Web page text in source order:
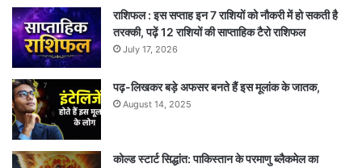
राशिफल : इस सप्ताह इन 7 राशियों को नौकरी में हो सकती है
तरक्की, पढ़ें 12 राशियों की साप्ताहिक टैरो राशिफल
July 17, 2026
पढ़-लिखकर बड़े अफसर बनते हैं इस मूलांक के जातक,
August 14, 2025
कोल्ड स्टार्ट सिद्धांत: पाकिस्तान के परमाणु ब्लैकमेल का